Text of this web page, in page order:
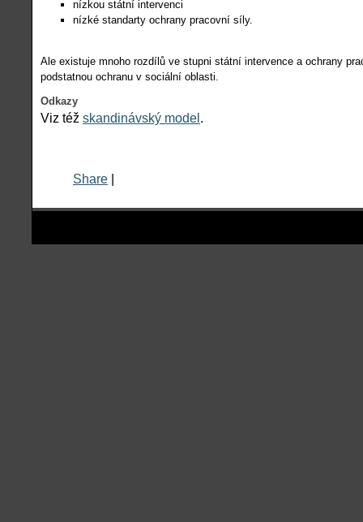
nízkou státní intervenci
nízké standarty ochrany pracovní síly.
Ale existuje mnoho rozdílů ve stupni státní intervence a ochrany
podstatnou ochranu v sociální oblasti.
Odkazy
Viz též skandinávský model .
Share